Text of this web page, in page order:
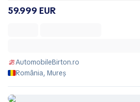
59.999 EUR
AutomobileBirton.ro
România, Mureș